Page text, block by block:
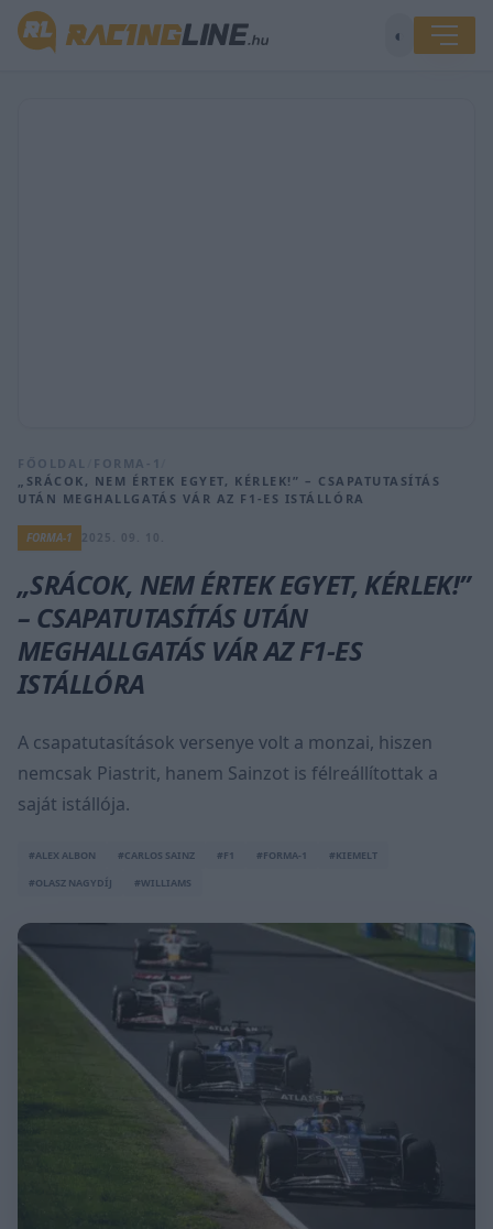
◐
FŐOLDAL FORMA-1
„SRÁCOK, NEM ÉRTEK EGYET, KÉRLEK!” – CSAPATUTASÍTÁS
UTÁN MEGHALLGATÁS VÁR AZ F1-ES ISTÁLLÓRA
FORMA-1
„SRÁCOK, NEM ÉRTEK EGYET, KÉRLEK!”
– CSAPATUTASÍTÁS UTÁN
MEGHALLGATÁS VÁR AZ F1-ES
ISTÁLLÓRA
A csapatutasítások versenye volt a monzai, hiszen
nemcsak Piastrit, hanem Sainzot is félreállítottak a
saját istállója.
#ALEX ALBON #CARLOS SAINZ #F1 #FORMA-1
#KIEMELT
#OLASZ NAGYDÍJ
#WILLIAMS